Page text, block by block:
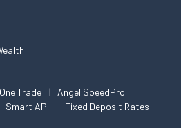
Trade
Angel SpeedPro
Smart API Fixed Deposit Rates